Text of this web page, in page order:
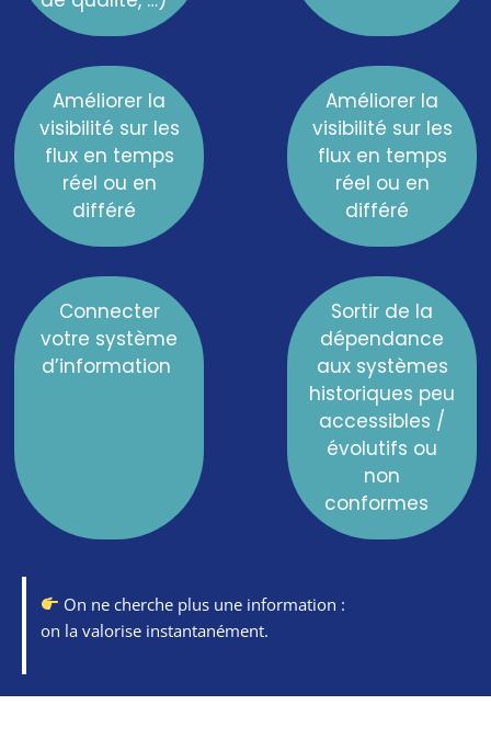
Améliorer la
visibilité sur les
flux en temps
réel ou en
différé
Améliorer la
visibilité sur les
flux en temps
réel ou en
différé
Connecter
votre système
d’information
Sortir de la
dépendance
aux systèmes
historiques peu
accessibles /
évolutifs ou
non
conformes
On ne cherche plus une information :
on la valorise instantanément.